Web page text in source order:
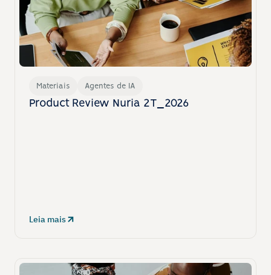
Materiais Agentes de IA
Product Review Nuria 2T_2026
Leia mais